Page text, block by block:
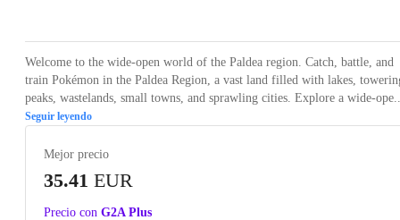
Welcome to the wide-open world of the Paldea region. Catch, battle, and
train Pokémon in the Paldea Region, a vast land filled with lakes,
peaks, wastelands, small towns, and sprawling cities. Explore a wide-
Seguir leyendo
Mejor precio
35.41 EUR
Precio con G2A Plus